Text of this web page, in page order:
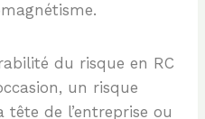
du risque en RC
un risque
de l’entreprise ou